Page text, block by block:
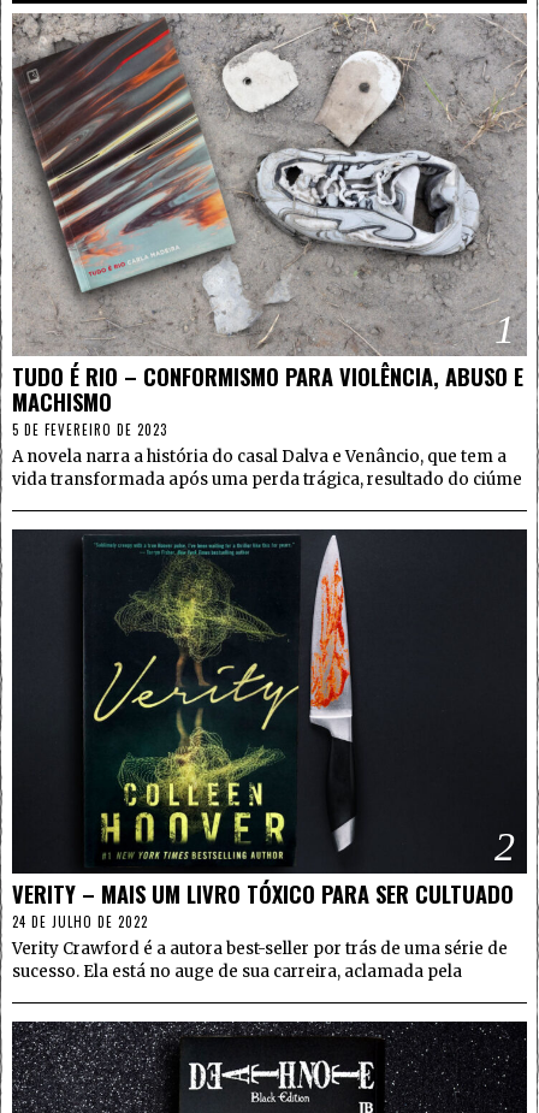
1
TUDO É RIO – CONFORMISMO PARA VIOLÊNCIA, ABUSO E
MACHISMO
5 DE FEVEREIRO DE 2023
A novela narra a história do casal Dalva e Venâncio, que tem a
vida transformada após uma perda trágica, resultado do ciúme
2
VERITY – MAIS UM LIVRO TÓXICO PARA SER CULTUADO
24 DE JULHO DE 2022
Verity Crawford é a autora best-seller por trás de uma série de
sucesso. Ela está no auge de sua carreira, aclamada pela